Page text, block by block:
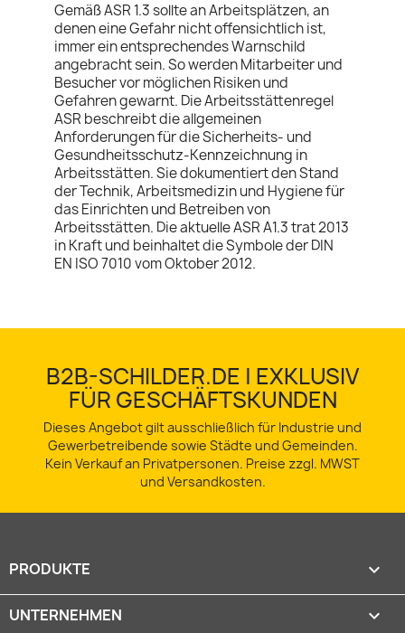
Gemäß ASR 1.3 sollte an Arbeitsplätzen, an
denen eine Gefahr nicht offensichtlich ist,
immer ein entsprechendes Warnschild
angebracht sein. So werden Mitarbeiter und
Besucher vor möglichen Risiken und
Gefahren gewarnt. Die Arbeitsstättenregel
ASR beschreibt die allgemeinen
Anforderungen für die Sicherheits- und
Gesundheitsschutz-Kennzeichnung in
Arbeitsstätten. Sie dokumentiert den Stand
der Technik, Arbeitsmedizin und Hygiene für
das Einrichten und Betreiben von
Arbeitsstätten. Die aktuelle ASR A1.3 trat 2013
in Kraft und beinhaltet die Symbole der DIN
EN ISO 7010 vom Oktober 2012.
B2B-SCHILDER.DE | EXKLUSIV
FÜR GESCHÄFTSKUNDEN
Dieses Angebot gilt ausschließlich für Industrie und
Gewerbetreibende sowie Städte und Gemeinden.
Kein Verkauf an Privatpersonen. Preise zzgl. MWST
und Versandkosten.
PRODUKTE 
UNTERNEHMEN 